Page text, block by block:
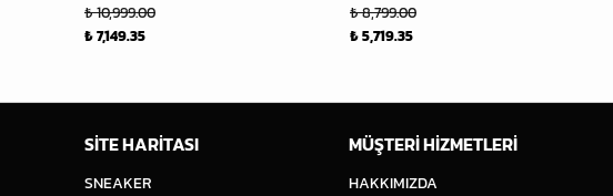
₺ 10,999.00
₺ 7,149.35
₺ 8,799.00
₺ 5,719.35
SİTE HARİTASI
SNEAKER
MÜŞTERİ HİZMETLERİ
HAKKIMIZDA